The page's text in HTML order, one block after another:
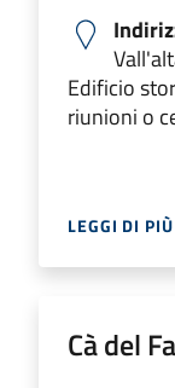
Edificio
riunioni o
LEGGI DI PIÙ
Cà del